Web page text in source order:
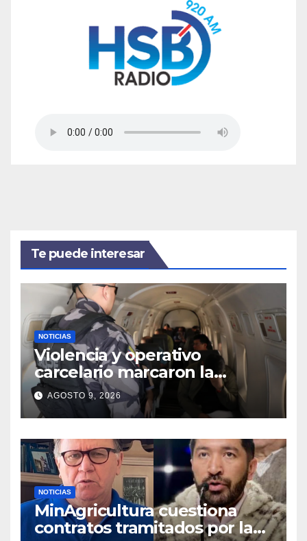
Te puede interesar
NOTICIAS
Violencia y operativo
carcelario marcaron la
primera jornada del nuevo
Gobierno
AGOSTO 9, 2026
NOTICIAS
MinAgricultura cuestiona
contratos tramitados por la